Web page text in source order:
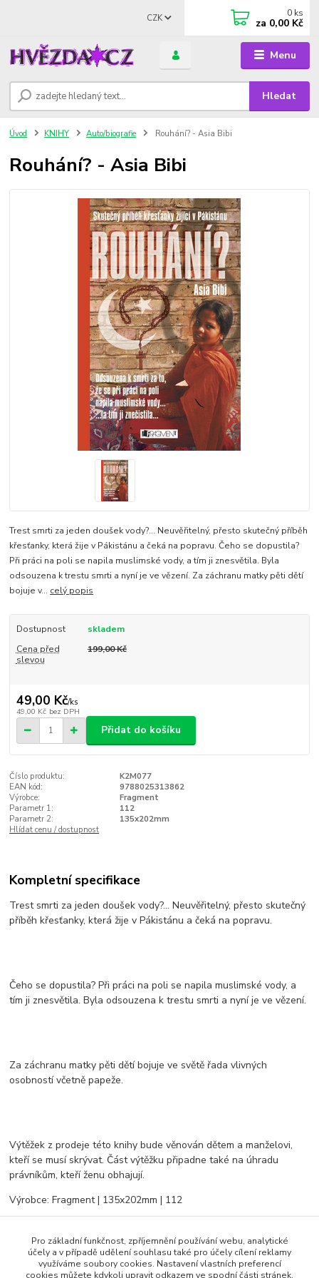
Menu
CZK
Hledat
0 ks
za 0,00 Kč
Úvod KNIHY Auto/biografie Rouhání? - Asia Bibi
Rouhání? - Asia Bibi
Trest smrti za jeden doušek vody?... Neuvěřitelný, přesto skutečný příběh
křesťanky, která žije v Pákistánu a čeká na popravu. Čeho se dopustila?
Při práci na poli se napila muslimské vody, a tím ji znesvětila. Byla
odsouzena k trestu smrti a nyní je ve vězení. Za záchranu matky pěti dětí
bojuje v... celý popis
Dostupnost
skladem
Cena před
slevou
199,00 Kč
49,00 Kč/ks
49,00 Kč bez DPH
Přidat do košíku
Číslo produktu:
K2M077
EAN kód:
9788025313862
Výrobce:
Fragment
Parametr 1:
112
Parametr 2:
135x202mm
Hlídat cenu / dostupnost
Kompletní specifikace
Trest smrti za jeden doušek vody?... Neuvěřitelný, přesto skutečný
příběh křesťanky, která žije v Pákistánu a čeká na popravu.
Čeho se dopustila? Při práci na poli se napila muslimské vody, a
tím ji znesvětila. Byla odsouzena k trestu smrti a nyní je ve vězení.
Za záchranu matky pěti dětí bojuje ve světě řada vlivných
osobností včetně papeže.
Výtěžek z prodeje této knihy bude věnován dětem a manželovi,
kteří se musí skrývat. Část výtěžku připadne také na úhradu
právníkům, kteří ženu obhajují.
Výrobce: Fragment | 135x202mm | 112
Zboží zařazeno v kategoriích
Pro základní funkčnost, zpříjemnění používání webu, analytické
účely a v případě udělení souhlasu také pro účely cílení reklamy
využíváme soubory cookies. Nastavení vlastních preferencí
cookies můžete kdykoli upravit odkazem ve spodní části stránek.